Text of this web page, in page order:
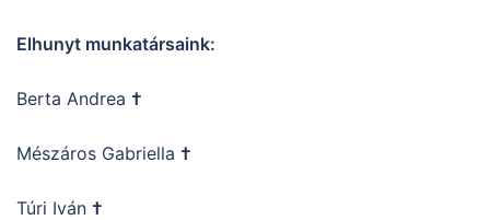
Elhunyt munkatársaink:
Berta Andrea †
Mészáros Gabriella †
Túri Iván †